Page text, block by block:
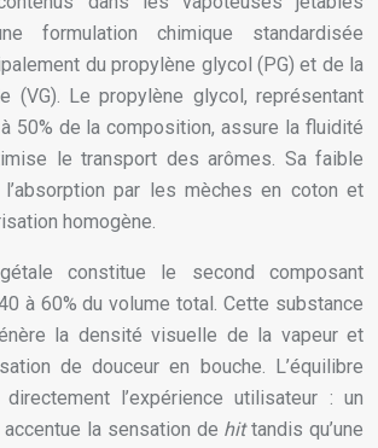
formulation chimique standardisée
du propylène glycol (PG) et de la
(VG). Le propylène glycol, représentant
50% de la composition, assure la fluidité
le transport des arômes. Sa faible
par les mèches en coton et
homogène.
constitue le second composant
à 60% du volume total. Cette substance
la densité visuelle de la vapeur et
de douceur en bouche. L’équilibre
directement l’expérience utilisateur : un
la sensation de hittandis qu’une